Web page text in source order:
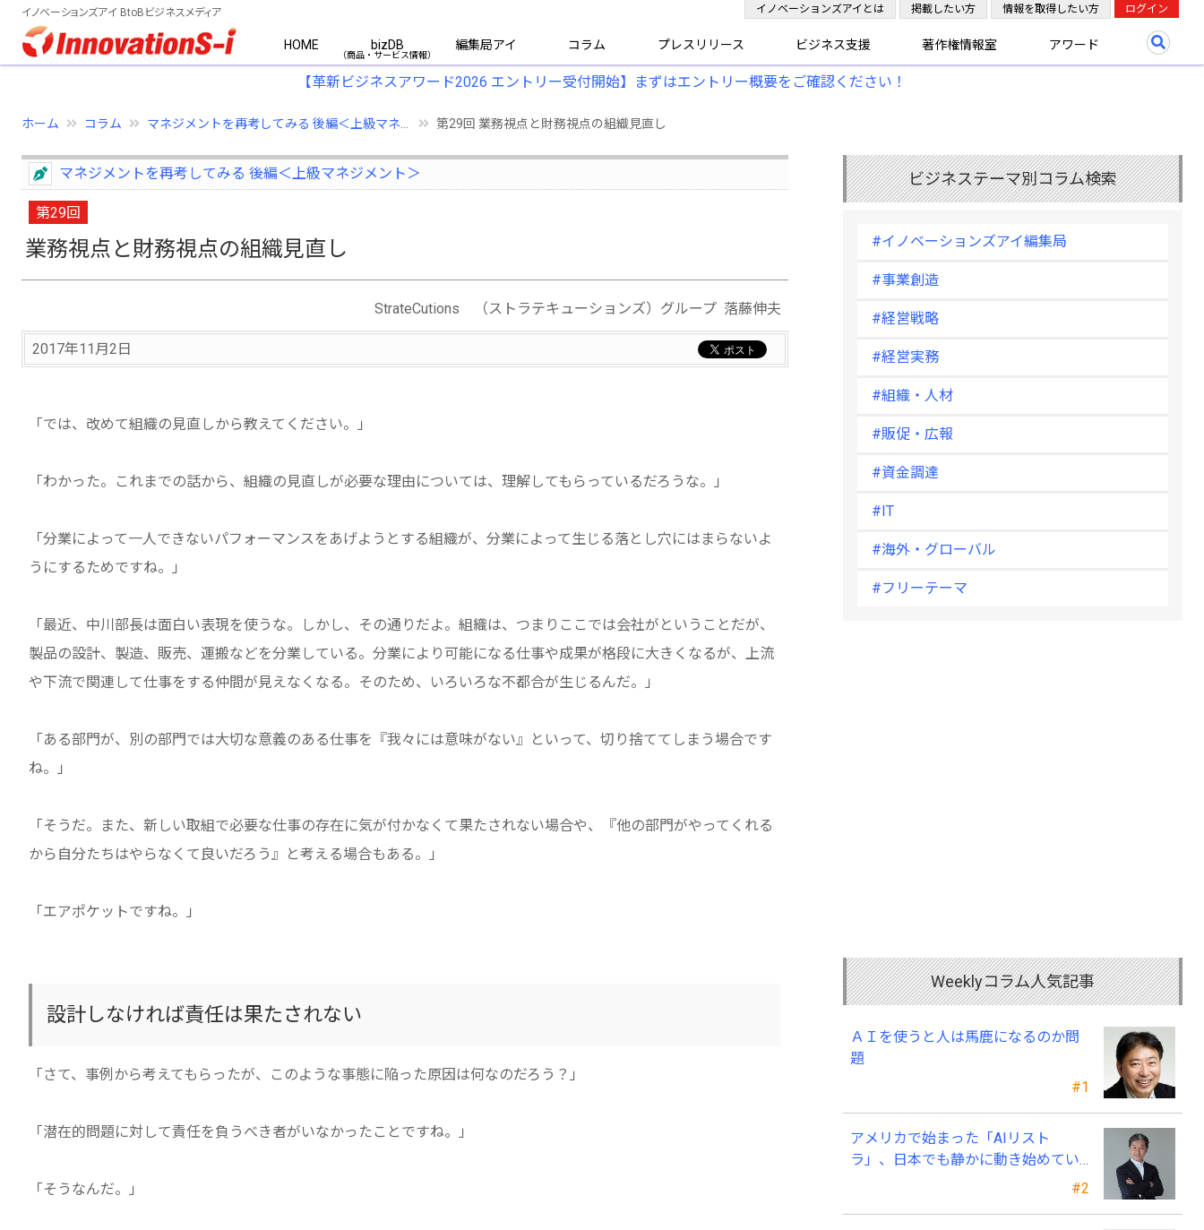
イノベーションズアイ BtoBビジネスメディア
HOME bizDB 編集局アイ コラム プレスリリース ビジネス支援 著作権情報室 アワード
イノベーションズアイとは 掲載したい方 情報を取得したい方 ログイン
【革新ビジネスアワード2026 エントリー受付開始】まずはエントリー概要をご確認ください！
ホーム コラム マネジメントを再考してみる 後編＜上級マネ... 第29回 業務視点と財務視点の組織見直し
マネジメントを再考してみる 後編＜上級マネジメント＞
第29回
業務視点と財務視点の組織見直し
StrateCutions （ストラテキューションズ）グループ 落藤伸夫
2017年11月2日
「では、改めて組織の見直しから教えてください。」
「わかった。これまでの話から、組織の見直しが必要な理由については、理解してもらっているだろうな。」
「分業によって一人できないパフォーマンスをあげようとする組織が、分業によって生じる落とし穴にはまらないよ
うにするためですね。」
「最近、中川部長は面白い表現を使うな。しかし、その通りだよ。組織は、つまりここでは会社がということだが、
製品の設計、製造、販売、運搬などを分業している。分業により可能になる仕事や成果が格段に大きくなるが、上流
や下流で関連して仕事をする仲間が見えなくなる。そのため、いろいろな不都合が生じるんだ。」
「ある部門が、別の部門では大切な意義のある仕事を『我々には意味がない』といって、切り捨ててしまう場合です
ね。」
「そうだ。また、新しい取組で必要な仕事の存在に気が付かなくて果たされない場合や、『他の部門がやってくれる
から自分たちはやらなくて良いだろう』と考える場合もある。」
「エアポケットですね。」
設計しなければ責任は果たされない
「さて、事例から考えてもらったが、このような事態に陥った原因は何なのだろう？」
「潜在的問題に対して責任を負うべき者がいなかったことですね。」
「そうなんだ。」
ビジネステーマ別コラム検索
#イノベーションズアイ編集局
#事業創造
#経営戦略
#経営実務
#組織・人材
#販促・広報
#資金調達
#IT
#海外・グローバル
#フリーテーマ
Weeklyコラム人気記事
#1
ＡＩを使うと人は馬鹿になるのか問
題
#2
アメリカで始まった「AIリスト
ラ」、日本でも静かに動き始めてい
る ～中小企業経営者が今、見直すべ